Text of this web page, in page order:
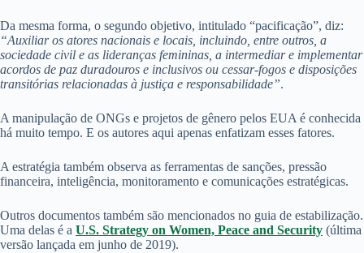
Da mesma forma, o segundo objetivo, intitulado “pacificação”, diz:
“Auxiliar os atores nacionais e locais, incluindo, entre outros, a
sociedade civil e as lideranças femininas, a intermediar e implementar
acordos de paz duradouros e inclusivos ou cessar-fogos e disposições
transitórias relacionadas à justiça e responsabilidade”.
A manipulação de ONGs e projetos de gênero pelos EUA é conhecida
há muito tempo. E os autores aqui apenas enfatizam esses fatores.
A estratégia também observa as ferramentas de sanções, pressão
financeira, inteligência, monitoramento e comunicações estratégicas.
Outros documentos também são mencionados no guia de estabilização.
Uma delas é a U.S. Strategy on Women, Peace and Security (última
versão lançada em junho de 2019).